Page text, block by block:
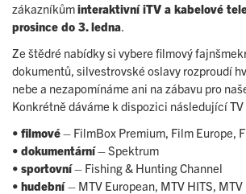
zákazníkůminteraktivní iTV a kabelové
prosince do 3. ledna.
Ze štědré nabídky si vybere filmový
dokumentů, silvestrovské oslavy rozproudí
nebe a nezapomínáme ani na zábavu pro
Konkrétně dáváme k dispozici následující
• filmové– FilmBox Premium, Film Europe,
• dokumentární– Spektrum
• sportovní– Fishing & Hunting Channel
• hudební– MTV European, MTV HITS,